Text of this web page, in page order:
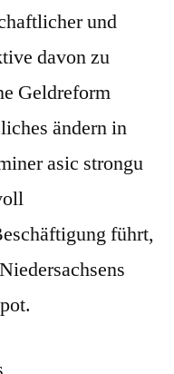
und
davon zu
Geldreform
ändern in
asic strongu
führt,